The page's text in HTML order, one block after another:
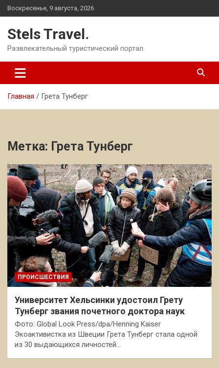
Перейти
к
Воскресенье, 9 августа, 2026
Stels Travel.
Развлекательный туристический портал.
Главная Грета Тунберг
Метка: Грета Тунберг
ПРОИСШЕСТВИЯ
Университет Хельсинки удостоил Грету
Тунберг звания почетного доктора наук
Фото: Global Look Press/dpa/Henning Kaiser
Экоактивистка из Швеции Грета Тунберг стала одной
из 30 выдающихся личностей…